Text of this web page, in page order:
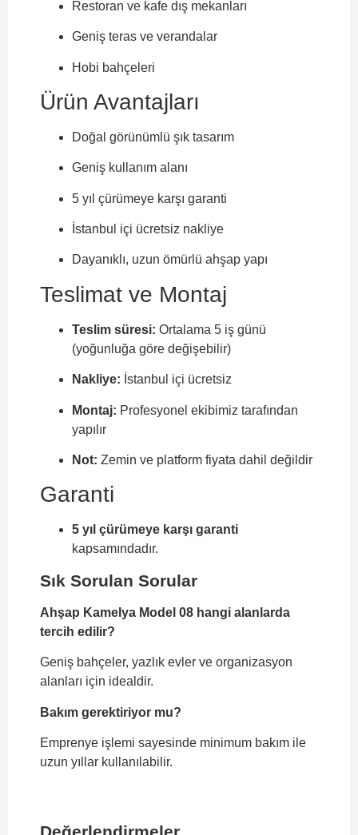
Restoran ve kafe dış mekanları
Geniş teras ve verandalar
Hobi bahçeleri
Ürün Avantajları
Doğal görünümlü şık tasarım
Geniş kullanım alanı
5 yıl çürümeye karşı garanti
İstanbul içi ücretsiz nakliye
Dayanıklı, uzun ömürlü ahşap yapı
Teslimat ve Montaj
Teslim süresi: Ortalama 5 iş günü
(yoğunluğa göre değişebilir)
Nakliye: İstanbul içi ücretsiz
Montaj: Profesyonel ekibimiz tarafından
yapılır
Not: Zemin ve platform fiyata dahil değildir
Garanti
5 yıl çürümeye karşı garanti
kapsamındadır.
Sık Sorulan Sorular
Ahşap Kamelya Model 08 hangi alanlarda
tercih edilir?
Geniş bahçeler, yazlık evler ve organizasyon
alanları için idealdir.
Bakım gerektiriyor mu?
Emprenye işlemi sayesinde minimum bakım ile
uzun yıllar kullanılabilir.